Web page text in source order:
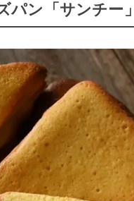
パン「サンチー」